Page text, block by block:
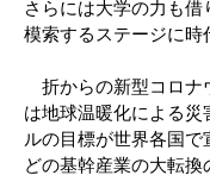
さらには大学の力も
模索するステージに時
折からの新型コロナ
は地球温暖化による
ルの目標が世界各国
どの基幹産業の大転換